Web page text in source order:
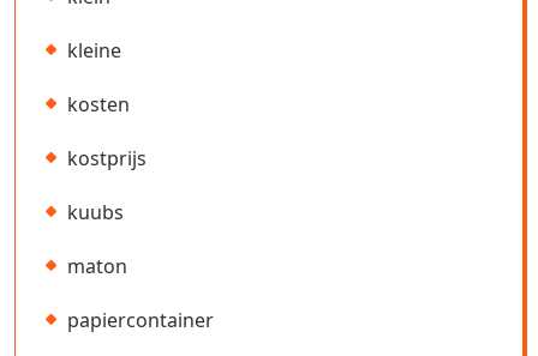
kleine
kosten
kostprijs
kuubs
maton
papiercontainer